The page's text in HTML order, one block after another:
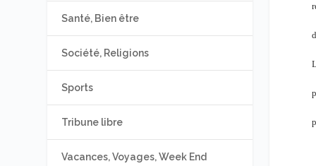
Santé, Bien être
Société, Religions
Sports
Tribune libre
Vacances, Voyages, Week End